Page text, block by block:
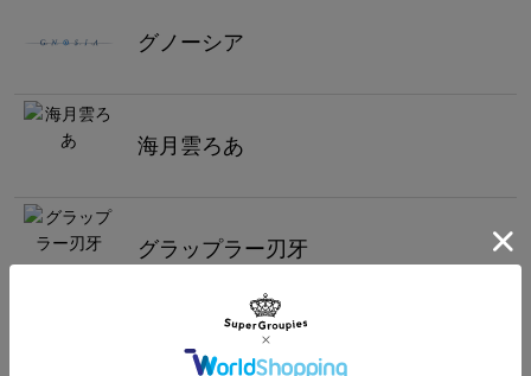
グノーシア
海月雲ろあ
グラップラー刃牙
ＣＬＡＮＮＡＤ ークラナドー